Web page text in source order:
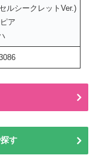
ルシークレットVer.)
ア
す